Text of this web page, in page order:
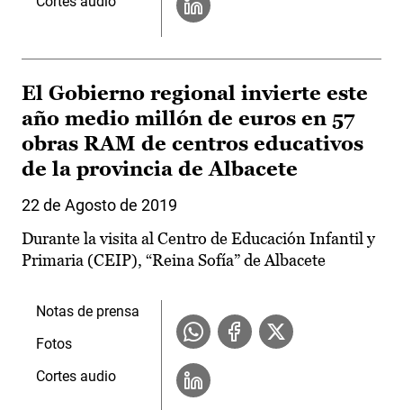
El Gobierno regional invierte este
año medio millón de euros en 57
obras RAM de centros educativos
de la provincia de Albacete
22 de Agosto de 2019
Durante la visita al Centro de Educación Infantil y
Primaria (CEIP), “Reina Sofía” de Albacete
Notas de prensa
Fotos
Cortes audio